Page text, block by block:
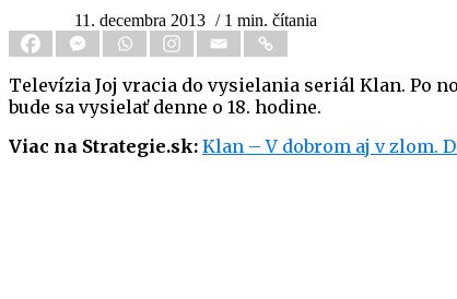
11. decembra 2013 / 1 min. čítania
Televízia Joj vracia do vysielania seriál Klan. Po
bude sa vysielať denne o 18. hodine.
Viac na Strategie.sk: Klan – V dobrom aj v zlom.